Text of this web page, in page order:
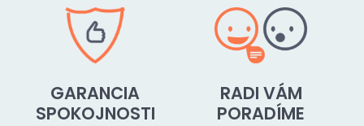
GARANCIA
SPOKOJNOSTI
RADI VÁM
PORADÍME